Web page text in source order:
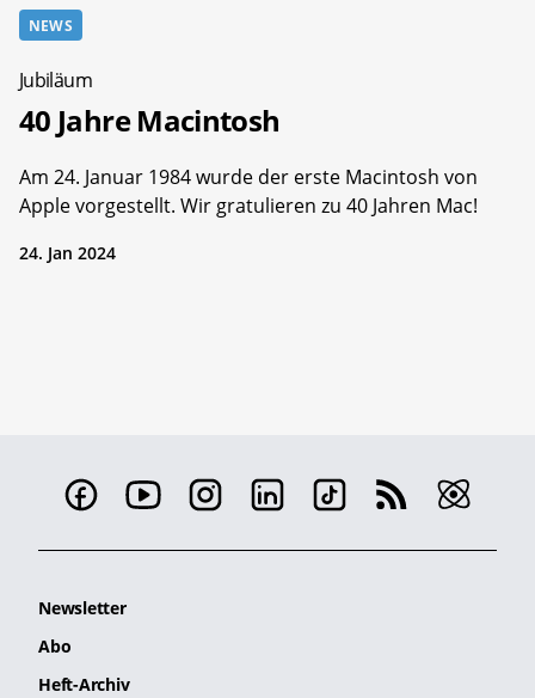
NEWS
Jubiläum
40 Jahre Macintosh
Am 24. Januar 1984 wurde der erste Macintosh von
Apple vorgestellt. Wir gratulieren zu 40 Jahren Mac!
24. Jan 2024
Newsletter
Abo
Heft-Archiv